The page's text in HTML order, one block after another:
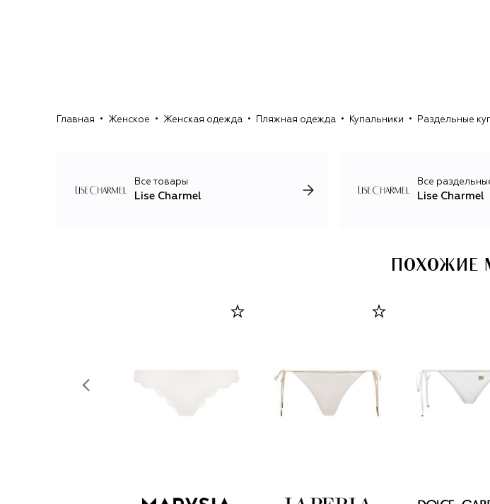
Главная Женское Женская одежда Пляжная одежда Купальники Раздельные
Все товары
Lise Charmel
Все
Lise Charmel
ПОХОЖИЕ